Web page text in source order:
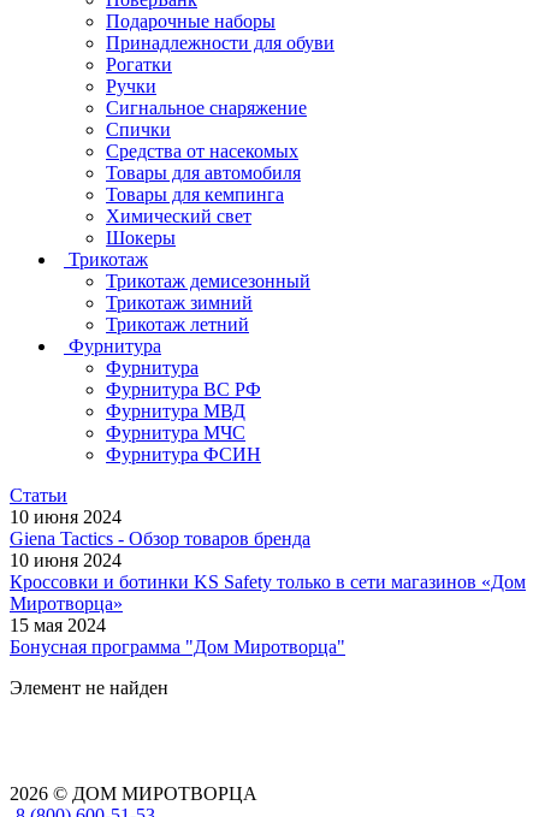
Подарочные наборы
Принадлежности для обуви
Рогатки
Ручки
Сигнальное снаряжение
Спички
Средства от насекомых
Товары для автомобиля
Товары для кемпинга
Химический свет
Шокеры
Трикотаж
Трикотаж демисезонный
Трикотаж зимний
Трикотаж летний
Фурнитура
Фурнитура
Фурнитура ВС РФ
Фурнитура МВД
Фурнитура МЧС
Фурнитура ФСИН
Статьи
10 июня 2024
Giena Tactics - Обзор товаров бренда
10 июня 2024
Кроссовки и ботинки KS Safety только в сети магазинов «Дом
Миротворца»
15 мая 2024
Бонусная программа "Дом Миротворца"
Элемент не найден
2026 © ДОМ МИРОТВОРЦА